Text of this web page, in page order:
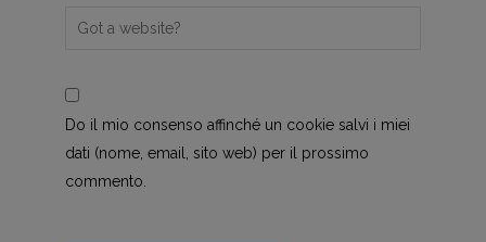
Do il mio consenso affinché un cookie salvi i miei
dati (nome, email, sito web) per il prossimo
commento.